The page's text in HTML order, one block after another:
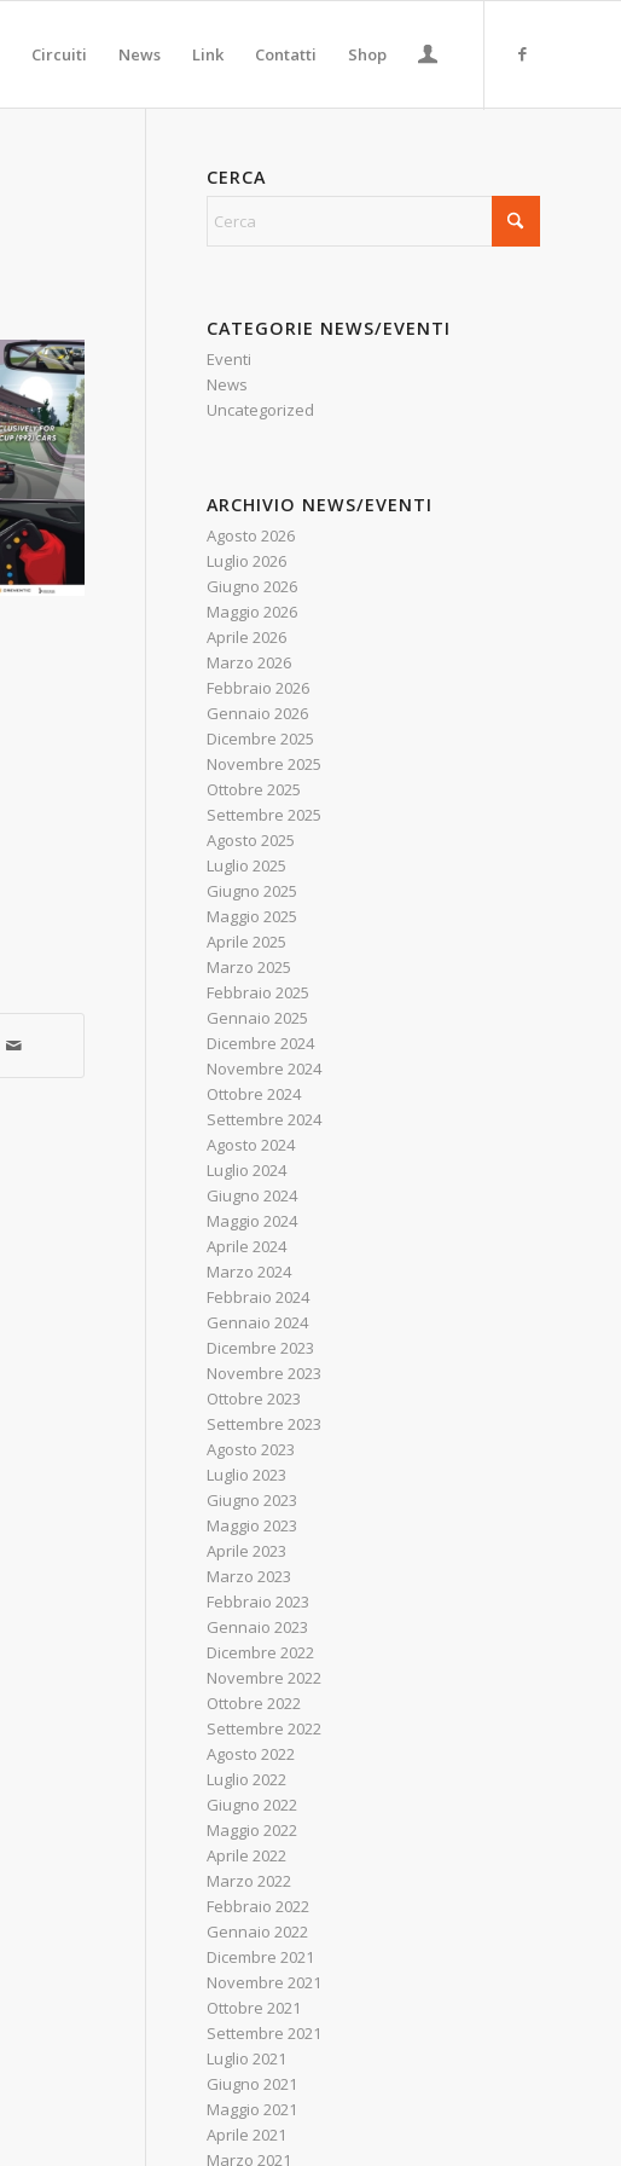
Circuiti News Link Contatti Shop
CERCA
CATEGORIE NEWS/EVENTI
Eventi
News
Uncategorized
ARCHIVIO NEWS/EVENTI
Agosto 2026
Luglio 2026
Giugno 2026
Maggio 2026
Aprile 2026
Marzo 2026
Febbraio 2026
Gennaio 2026
Dicembre 2025
Novembre 2025
Ottobre 2025
Settembre 2025
Agosto 2025
Luglio 2025
Giugno 2025
Maggio 2025
Aprile 2025
Marzo 2025
Febbraio 2025
Gennaio 2025
Dicembre 2024
Novembre 2024
Ottobre 2024
Settembre 2024
Agosto 2024
Luglio 2024
Giugno 2024
Maggio 2024
Aprile 2024
Marzo 2024
Febbraio 2024
Gennaio 2024
Dicembre 2023
Novembre 2023
Ottobre 2023
Settembre 2023
Agosto 2023
Luglio 2023
Giugno 2023
Maggio 2023
Aprile 2023
Marzo 2023
Febbraio 2023
Gennaio 2023
Dicembre 2022
Novembre 2022
Ottobre 2022
Settembre 2022
Agosto 2022
Luglio 2022
Giugno 2022
Maggio 2022
Aprile 2022
Marzo 2022
Febbraio 2022
Gennaio 2022
Dicembre 2021
Novembre 2021
Ottobre 2021
Settembre 2021
Luglio 2021
Giugno 2021
Maggio 2021
Aprile 2021
Marzo 2021